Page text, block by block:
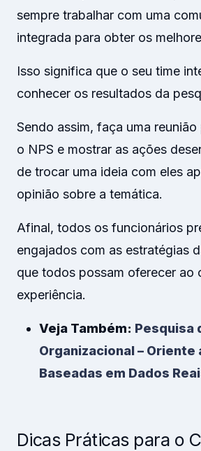
sempre trabalhar com uma
integrada para obter os
Isso significa que o seu time
conhecer os resultados da
Sendo assim, faça uma
o NPS e mostrar as ações
de trocar uma ideia com eles
opinião sobre a temática.
Afinal, todos os funcionários
engajados com as estratégias
que todos possam oferecer ao
experiência.
Veja Também: Pesquisa
Organizacional – Oriente
Baseadas em Dados
Dicas Práticas para o